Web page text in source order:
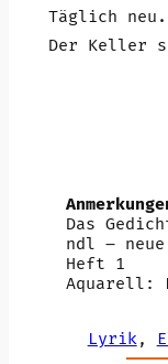
Täglich
Der Keller
Das
ndl –
Heft 1
Aquarell:
Lyrik,